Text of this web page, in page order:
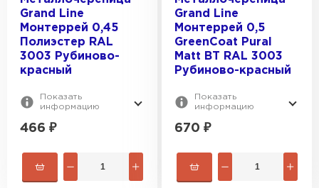
Grand Line
Монтеррей 0,45
Полиэстер RAL
3003 Рубиново-
красный
Показать
информацию
466 ₽
Grand Line
Монтеррей 0,5
GreenCoat Pural
Matt BT RAL 3003
Рубиново-красный
Показать
информацию
670 ₽